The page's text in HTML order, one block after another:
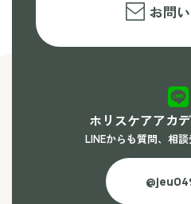
お問
ホリスケアアカ
LINEからも質問、相